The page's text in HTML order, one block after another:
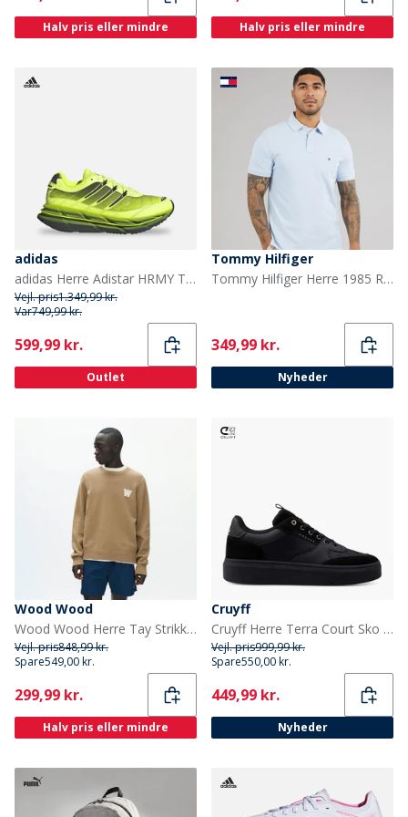
Halv pris eller mindre Halv pris eller mindre
adidas
adidas Herre Adistar HRMY Træningssko Hi-Res Yellow/Iron Metallic/Core Black
Vejl. pris1.349,99 kr.
Var749,99 kr.
Current
599,99 kr.
Outlet
Tommy Hilfiger
Tommy Hilfiger Herre 1985 Regular Polo Shirt Sky Blue
Current
349,99 kr.
Nyheder
Wood Wood
Wood Wood Herre Tay Strikket Sweater Ermine
Vejl. pris848,99 kr.
Spare549,00 kr.
Current
299,99 kr.
Halv pris eller mindre
Cruyff
Cruyff Herre Terra Court Sko Sort/Gold
Vejl. pris999,99 kr.
Spare550,00 kr.
Current
449,99 kr.
Nyheder